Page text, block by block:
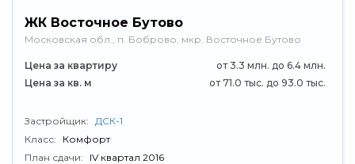
ЖК Восточное Бутово
Московская обл., п. Боброво, мкр. Восточное Бутово
Цена за квартиру
от 3.3 млн. до 6.4 млн.
Цена за кв. м
от 71.0 тыс. до 93.0 тыс.
Застройщик: ДСК-1
Класс:
Комфорт
План сдачи:
IV квартал 2016